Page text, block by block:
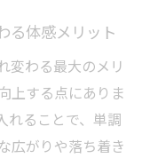
る体感メリット
変わる最大のメリ
上する点にありま
れることで、単調
広がりや落ち着き